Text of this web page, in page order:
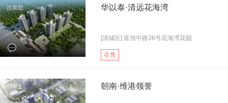
华以泰·清远花海湾
[清城区] 富强中路36号花海湾花园
在售
朝南·维港领誉